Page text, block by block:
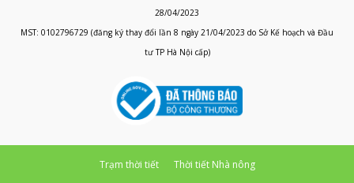
28/04/2023
MST: 0102796729 (đăng ký thay đổi lần 8 ngày 21/04/2023 do Sở Kế hoạch và Đầu
tư TP Hà Nội cấp)
Trạm thời tiết Thời tiết Nhà nông